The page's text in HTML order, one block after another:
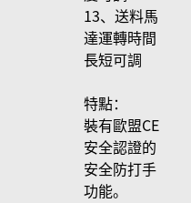
13、送料馬
達運轉時間
長短可調
特點：
裝有歐盟CE
安全認證的
安全防打手
功能。